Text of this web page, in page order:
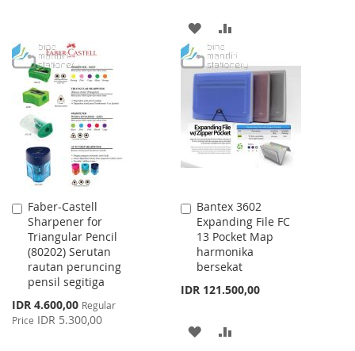
LIST
ADD
TO
WISH
LIST
TO
COMPARE
Faber-Castell
Sharpener for
Triangular Pencil
(80202) Serutan
rautan peruncing
pensil segitiga
Special
Price
IDR 4.600,00 Regular
Price IDR 5.300,00
Add
to
Cart
Bantex 3602
Expanding File FC
13 Pocket Map
harmonika
bersekat
IDR 121.500,00
Add
to
Cart
ADD